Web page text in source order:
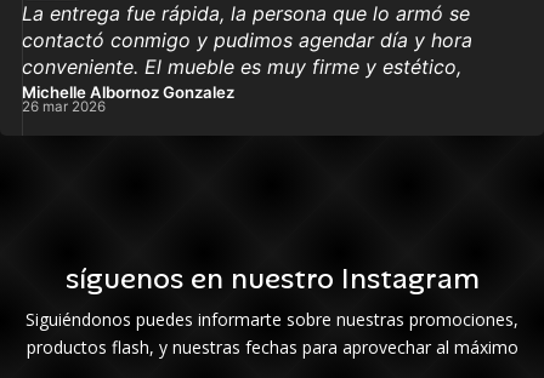
La entrega fue rápida, la persona que lo armó se
contactó conmigo y pudimos agendar día y hora
conveniente. El mueble es muy firme y estético,
medidas exactas. Buena experiencia de inicio a fin.
Michelle Albornoz Gonzalez
26 mar 2026
síguenos en nuestro Instagram
Siguiéndonos puedes informarte sobre nuestras promociones,
productos flash, y nuestras fechas para aprovechar al máximo